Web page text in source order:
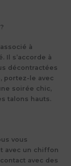
à
Il s’accorde à
décontractées
portez-le avec
soirée chic,
talons hauts.
vous
avec un chiffon
avec des